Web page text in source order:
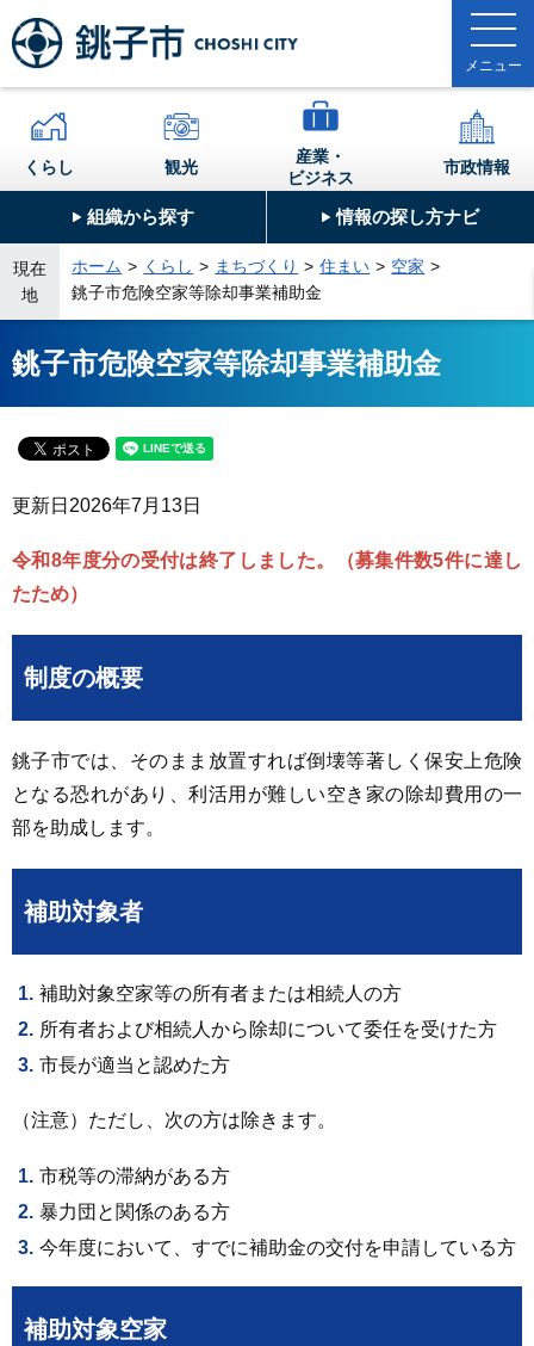
組織から探す 情報の探し方ナビ
くらし 観光
産業・
ビジネス
市政情報
現在
地
ホーム くらし まちづくり 住まい
空家
銚子市危険空家等除却事業補助金
銚子市危険空家等除却事業補助金
更新日 2026年7月13日
令和8年度分の受付は終了しました。（募集件数5件に達し
たため）
制度の概要
銚子市では、そのまま放置すれば倒壊等著しく保安上危険
となる恐れがあり、利活用が難しい空き家の除却費用の一
部を助成します。
補助対象者
補助対象空家等の所有者または相続人の方
所有者および相続人から除却について委任を受けた方
市長が適当と認めた方
（注意）ただし、次の方は除きます。
市税等の滞納がある方
暴力団と関係のある方
今年度において、すでに補助金の交付を申請している方
補助対象空家